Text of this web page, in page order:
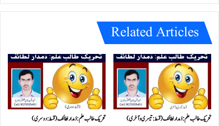
e
Related Articles
تحریک طالب علم: دَمدار لطائف ( قسط: تیسری و آخری ) تحریک طالب علم: دَمدار لطائف ( قسط:دوسری)